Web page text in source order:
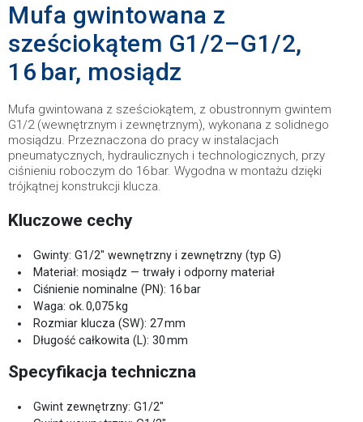
Mufa gwintowana z
sześciokątem G1/2–G1/2,
16 bar, mosiądz
Mufa gwintowana z sześciokątem, z obustronnym gwintem
G1/2 (wewnętrznym i zewnętrznym), wykonana z solidnego
mosiądzu. Przeznaczona do pracy w instalacjach
pneumatycznych, hydraulicznych i technologicznych, przy
ciśnieniu roboczym do 16 bar. Wygodna w montażu dzięki
trójkątnej konstrukcji klucza.
Kluczowe cechy
Gwinty: G1/2″ wewnętrzny i zewnętrzny (typ G)
Materiał: mosiądz — trwały i odporny materiał
Ciśnienie nominalne (PN): 16 bar
Waga: ok. 0,075 kg
Rozmiar klucza (SW): 27 mm
Długość całkowita (L): 30 mm
Specyfikacja techniczna
Gwint zewnętrzny: G1/2″